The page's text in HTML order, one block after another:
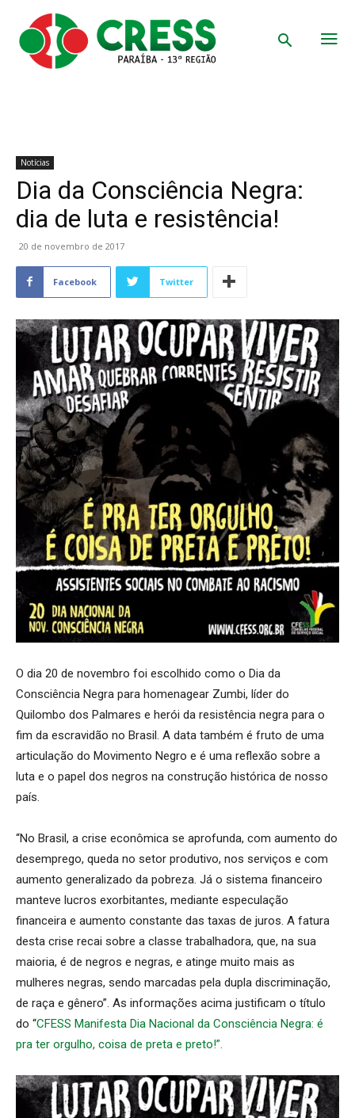
Notícias
Dia da Consciência Negra:
dia de luta e resistência!
20 de novembro de 2017
Facebook Twitter
O dia 20 de novembro foi escolhido como o Dia da
Consciência Negra para homenagear Zumbi, líder do
Quilombo dos Palmares e herói da resistência negra para o
fim da escravidão no Brasil. A data também é fruto de uma
articulação do Movimento Negro e é uma reflexão sobre a
luta e o papel dos negros na construção histórica de nosso
país.
“No Brasil, a crise econômica se aprofunda, com aumento do
desemprego, queda no setor produtivo, nos serviços e com
aumento generalizado da pobreza. Já o sistema financeiro
manteve lucros exorbitantes, mediante especulação
financeira e aumento constante das taxas de juros. A fatura
desta crise recai sobre a classe trabalhadora, que, na sua
maioria, é de negros e negras, e atinge muito mais as
mulheres negras, sendo marcadas pela dupla discriminação,
de raça e gênero”. As informações acima justificam o título
do “CFESS Manifesta Dia Nacional da Consciência Negra: é
pra ter orgulho, coisa de preta e preto!”.